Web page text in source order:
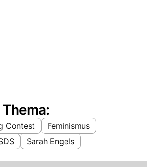
Contest
Feminismus
Sarah Engels